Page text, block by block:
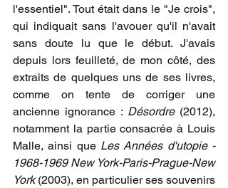
l'essentiel". Tout était dans le "Je crois",
qui indiquait sans l'avouer qu'il n'avait
sans doute lu que le début. J'avais
depuis lors feuilleté, de mon côté, des
extraits de quelques uns de ses livres,
comme on tente de corriger une
ancienne ignorance : Désordre (2012),
notamment la partie consacrée à Louis
Malle, ainsi que Les Années d'utopie -
1968-1969 New York-Paris-Prague-New
York (2003), en particulier ses souvenirs